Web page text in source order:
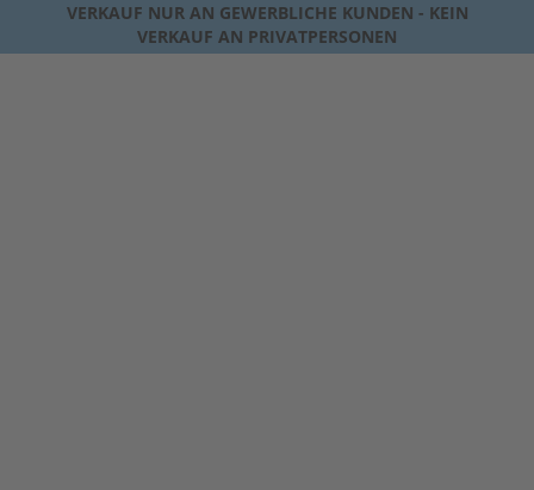
VERKAUF NUR AN GEWERBLICHE KUNDEN - KEIN
VERKAUF AN PRIVATPERSONEN